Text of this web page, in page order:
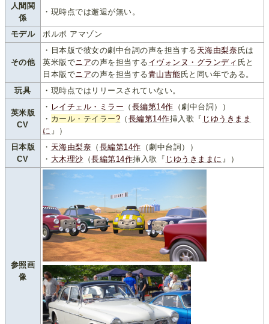
人間関
係
・現時点では邂逅が無い。
モデル ボルボ アマゾン
その他
・日本版で彼女の劇中台詞の声を担当する 天海由梨奈氏は
英米版でニアの声を担当する イヴォンヌ・グランディ 氏と
日本版でニアの声を担当する青山吉能氏と同い年である。
玩具
・現時点ではリリースされていない。
英米版
CV
・ レイチェル・ミラー （ 長編第14作 （劇中台詞））
・ カール・テイラー? （ 長編第14作挿入歌『 じゆうきまま
に 』）
日本版
CV
・ 天海由梨奈 （ 長編第14作 （劇中台詞））
・ 大木理沙 （長編第14作挿入歌『 じゆうきままに 』）
参照画
像